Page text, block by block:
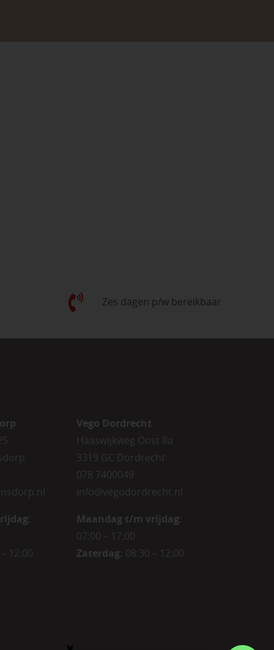
Zes dagen p/w bereikbaar
:
12:00
Vego Dordrecht
Haaswijkweg Oost 8a
3319 GC Dordrecht
078 7400049
info@vegodordrecht.nl
Maandag t/m vrijdag:
07:00 – 17:00
Zaterdag: 08:30 – 12:00